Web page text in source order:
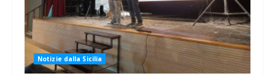
Notizie dalla Sicilia